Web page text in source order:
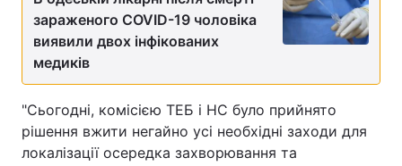
зараженого COVID-19 чоловіка
виявили двох інфікованих
медиків
"Сьогодні, комісією ТЕБ і НС було прийнято
рішення вжити негайно усі необхідні заходи для
локалізації осередка захворювання та